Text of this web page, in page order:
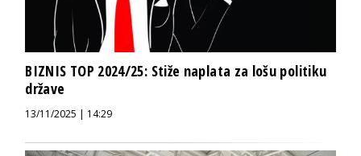
BIZNIS TOP 2024/25: Stiže naplata za lošu politiku
države
13/11/2025 | 14:29